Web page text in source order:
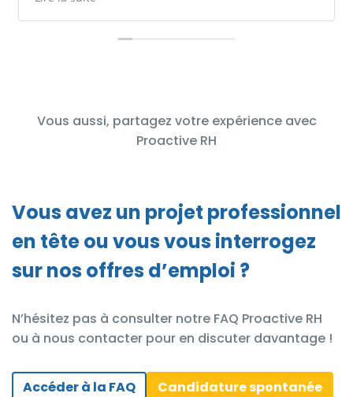
Vous aussi, partagez votre expérience avec
Proactive RH
Vous avez un projet professionnel
en tête ou vous vous interrogez
sur nos offres d’emploi ?
N’hésitez pas à consulter notre FAQ Proactive RH
ou à nous contacter pour en discuter davantage !
Accéder à la FAQ Candidature spontanée